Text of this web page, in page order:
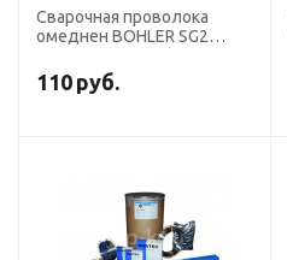
Сварочная проволока
омеднен BOHLER SG2
15 кг аналог СВ-08ГС)
110 руб.